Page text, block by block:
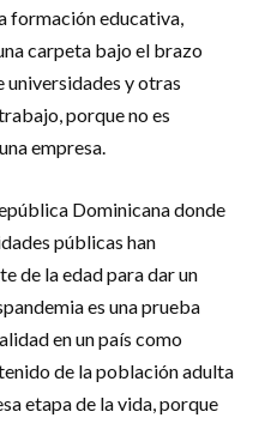
formación educativa,
carpeta bajo el brazo
universidades y otras
porque no es
empresa.
Dominicana donde
públicas han
de la edad para dar un
es una prueba
en un país como
de la población adulta
etapa de la vida, porque